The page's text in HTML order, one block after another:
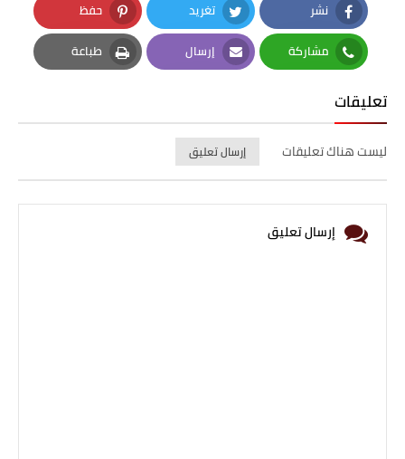
نشر
Facebook
تغريد
Twitter
حفظ
Pinterest
مشاركة
Whatsapp
إرسال
Email
طباعة
Print
تعليقات
ليست هناك تعليقات إرسال تعليق
إرسال تعليق